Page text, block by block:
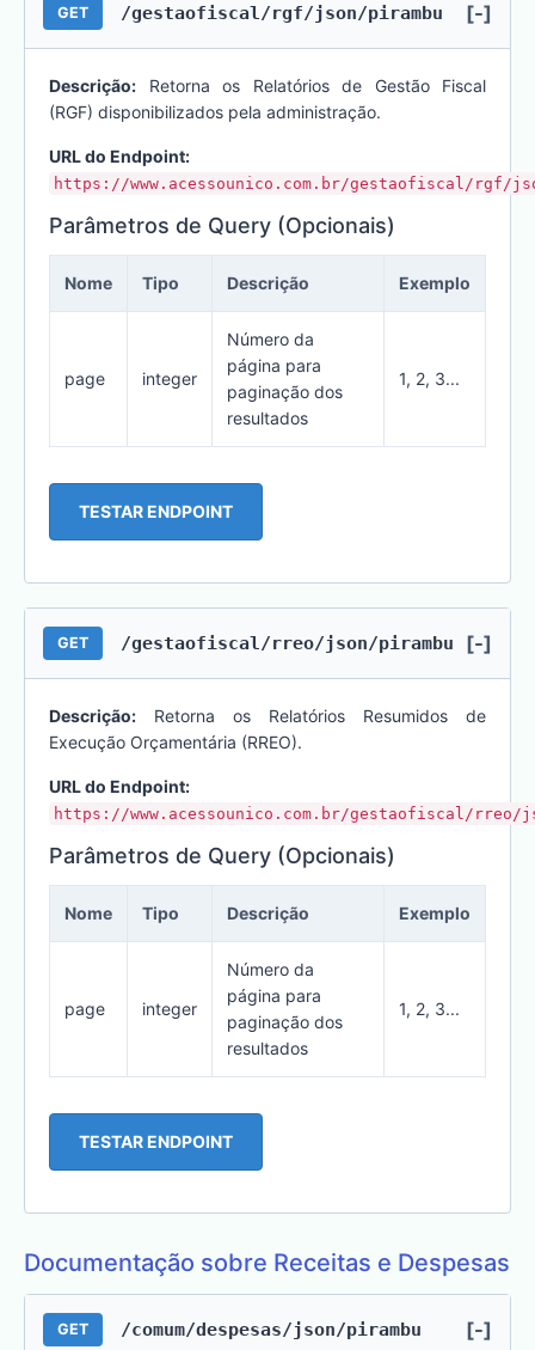
GET /gestaofiscal/rgf/json/pirambu [-]
Descrição: Retorna os Relatórios de Gestão Fiscal
(RGF) disponibilizados pela administração.
URL do Endpoint:
https://www.acessounico.com.br/gestaofiscal/rgf/
Parâmetros de Query (Opcionais)
Nome Tipo Descrição Exemplo
page integer
Número da
página para
paginação dos
resultados
1, 2, 3...
TESTAR ENDPOINT
GET /gestaofiscal/rreo/json/pirambu [-]
Descrição: Retorna os Relatórios Resumidos de
Execução Orçamentária (RREO).
URL do Endpoint:
https://www.acessounico.com.br/gestaofiscal/rreo/
Parâmetros de Query (Opcionais)
Nome Tipo Descrição Exemplo
page integer
Número da
página para
paginação dos
resultados
1, 2, 3...
TESTAR ENDPOINT
Documentação sobre Receitas e Despesas
GET /comum/despesas/json/pirambu [-]